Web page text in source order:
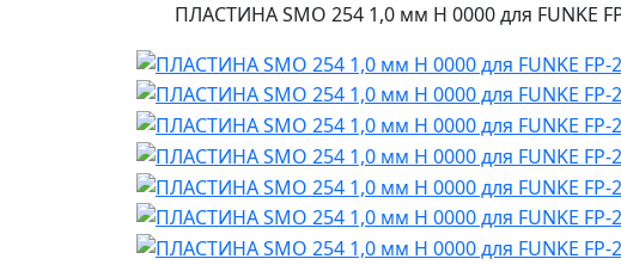
ПЛАСТИНА SMO 254 1,0 мм H 0000 для FUNKE